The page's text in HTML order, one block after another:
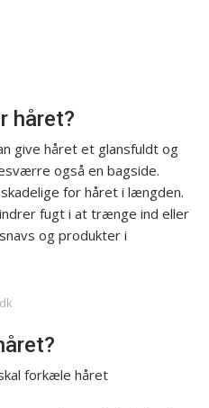
håret?
give håret et glansfuldt og
også en bagside.
for håret i længden.
fugt i at trænge ind eller
og produkter i
forkæle håret